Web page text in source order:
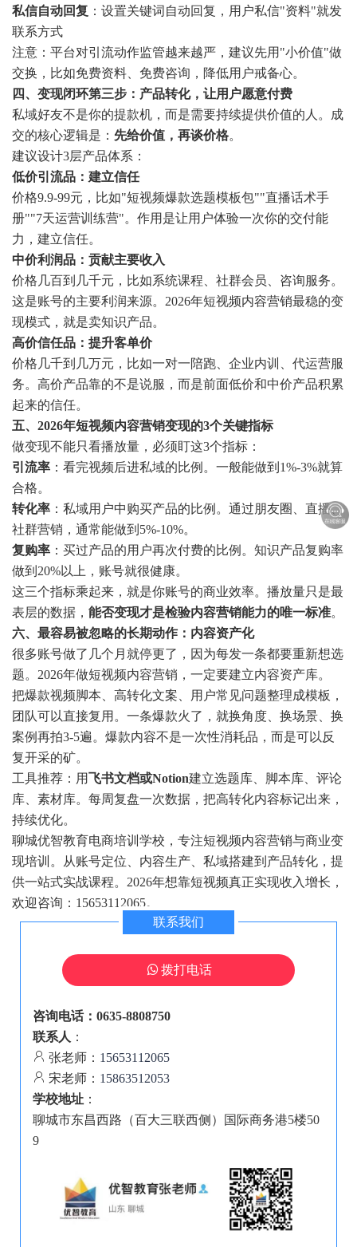
私信自动回复 ：设置关键词自动回复，用户私信"资料"就发
联系方式
注意：平台对引流动作监管越来越严，建议先用"小价值"做
交换，比如免费资料、免费咨询，降低用户戒备心。
四、变现闭环第三步：产品转化，让用户愿意付费
私域好友不是你的提款机，而是需要持续提供价值的人。成
交的核心逻辑是： 先给价值，再谈价格。
建议设计3层产品体系：
低价引流品：建立信任
价格9.9-99元，比如"短视频爆款选题模板包""直播话术手
册""7天运营训练营"。作用是让用户体验一次你的交付能
力，建立信任。
中价利润品：贡献主要收入
价格几百到几千元，比如系统课程、社群会员、咨询服务。
这是账号的主要利润来源。2026年短视频内容营销最稳的变
现模式，就是卖知识产品。
高价信任品：提升客单价
价格几千到几万元，比如一对一陪跑、企业内训、代运营服
务。高价产品靠的不是说服，而是前面低价和中价产品积累
起来的信任。
五、2026年短视频内容营销变现的3个关键指标
做变现不能只看播放量，必须盯这3个指标：
引流率 ：看完视频后进私域的比例。一般能做到1%-3%就算
合格。
转化率 ：私域用户中购买产品的比例。通过朋友圈、直播、
社群营销，通常能做到5%-10%。
复购率 ：买过产品的用户再次付费的比例。知识产品复购率
做到20%以上，账号就很健康。
这三个指标乘起来，就是你账号的商业效率。播放量只是最
表层的数据， 能否变现才是检验内容营销能力的唯一标准。
六、最容易被忽略的长期动作：内容资产化
很多账号做了几个月就停更了，因为每发一条都要重新想选
题。2026年做短视频内容营销，一定要建立内容资产库。
把爆款视频脚本、高转化文案、用户常见问题整理成模板，
团队可以直接复用。一条爆款火了，就换角度、换场景、换
案例再拍3-5遍。爆款内容不是一次性消耗品，而是可以反
复开采的矿。
工具推荐：用飞书文档或Notion建立选题库、脚本库、评论
库、素材库。每周复盘一次数据，把高转化内容标记出来，
持续优化。
聊城优智教育电商培训学校，专注短视频内容营销与商业变
现培训。从账号定位、内容生产、私域搭建到产品转化，提
供一站式实战课程。2026年想靠短视频真正实现收入增长，
欢迎咨询：15653112065。
联系我们
拨打电话
咨询电话：0635-8808750
联系人 ：
张老师： 15653112065
宋老师： 15863512053
学校地址 ：
聊城市东昌西路（百大三联西侧）国际商务港5楼50
9